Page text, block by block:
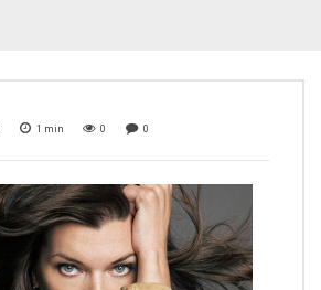
1 min 0 0